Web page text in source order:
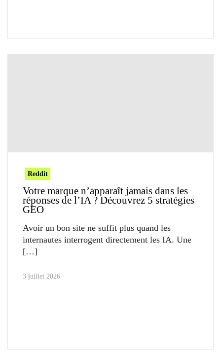
Reddit
Votre marque n’apparaît jamais dans les
réponses de l’IA ? Découvrez 5 stratégies
GEO
Avoir un bon site ne suffit plus quand les
internautes interrogent directement les IA. Une
3 juillet 2026